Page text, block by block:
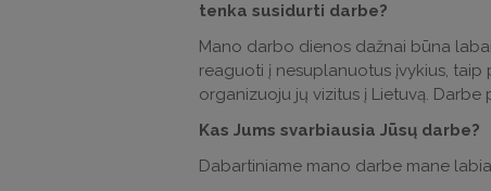
tenka susidurti darbe?
Mano darbo dienos dažnai būna
reaguoti į nesuplanuotus įvykius, taip
organizuoju jų vizitus į Lietuvą.
Kas Jums svarbiausia Jūsų darbe?
Dabartiniame mano darbe mane